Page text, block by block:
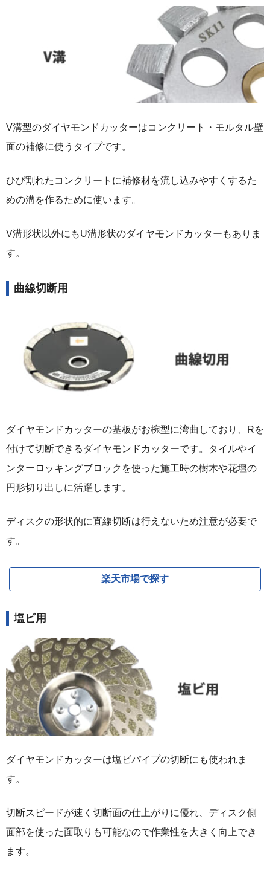
V溝型のダイヤモンドカッターはコンクリート・モルタル壁
面の補修に使うタイプです。
ひび割れたコンクリートに補修材を流し込みやすくするた
めの溝を作るために使います。
V溝形状以外にもU溝形状のダイヤモンドカッターもありま
す。
曲線切断用
ダイヤモンドカッターの基板がお椀型に湾曲しており、Rを
付けて切断できるダイヤモンドカッターです。タイルやイ
ンターロッキングブロックを使った施工時の樹木や花壇の
円形切り出しに活躍します。
ディスクの形状的に直線切断は行えないため注意が必要で
す。
楽天市場で探す
塩ビ用
ダイヤモンドカッターは塩ビパイプの切断にも使われま
す。
切断スピードが速く切断面の仕上がりに優れ、ディスク側
面部を使った面取りも可能なので作業性を大きく向上でき
ます。